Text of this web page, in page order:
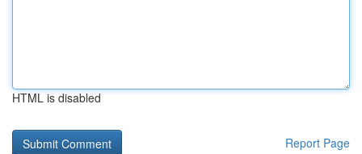
HTML is disabled
Report Page